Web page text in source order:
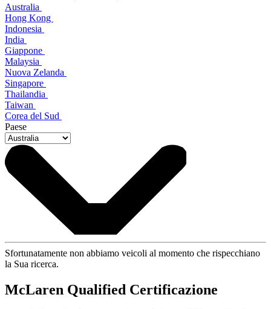
Australia
Hong Kong
Indonesia
India
Giappone
Malaysia
Nuova Zelanda
Singapore
Thailandia
Taiwan
Corea del Sud
Paese
Sfortunatamente non abbiamo veicoli al momento che rispecchiano
la Sua ricerca.
McLaren Qualified Certificazione